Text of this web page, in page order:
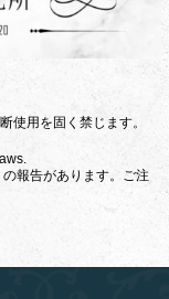
使用を固く禁じます。
報告があります。ご注